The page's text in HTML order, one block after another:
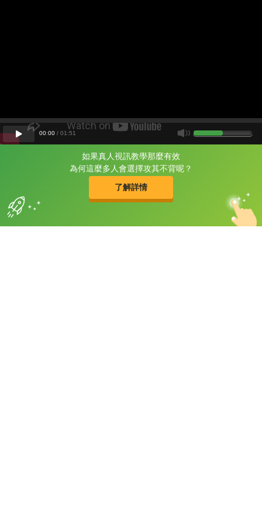
如果真人視訊教學那麼有效
為何這麼多人會選擇攻其不背呢？
了解詳情
片尾有
攻其不背
的品牌故事
00:00 / 01 :51